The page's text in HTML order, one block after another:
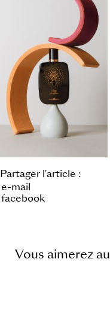
Partager l'article :
e-mail
facebook
Vous aimerez